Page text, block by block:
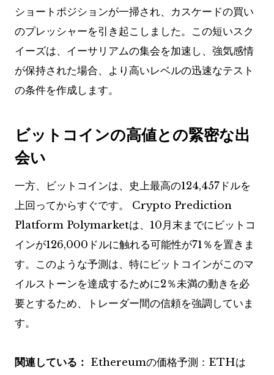
ショートポジションが一掃され、カスケードの買い
のプレッシャーを引き起こしました。この短いスク
イーズは、イーサリアムの集会を加速し、強気感情
が保持された場合、より高いレベルの迅速なテスト
の条件を作成します。
ビットコインの高値との緊密な出
会い
一方、ビットコインは、史上最高の124,457ドルを
上回ってからすぐです。 Crypto Prediction
Platform Polymarketは、10月末までにビットコ
インが126,000ドルに触れる可能性が71％を置きま
す。このような予測は、特にビットコインがこのマ
イルストーンを達成するために2％未満の動きを必
要とするため、トレーダー間の信頼を強調していま
す。
関連している： Ethereumの価格予測：ETHは